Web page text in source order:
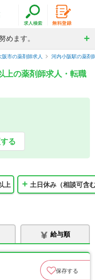
めます。
阪市の薬剤師求人 河内小阪駅の薬剤
上の薬剤師求人・転職
る
上 土日休み（相談可含
給与順
保存する